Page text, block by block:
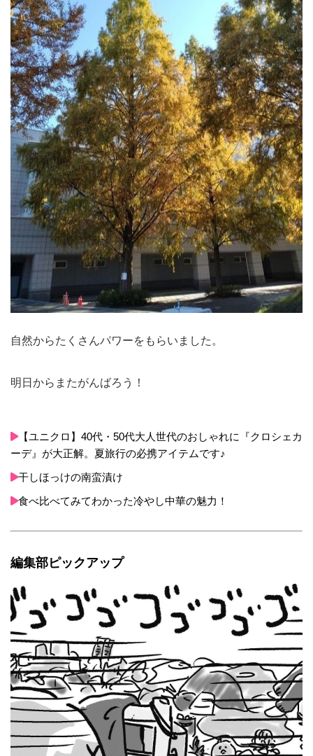
自然からたくさんパワーをもらいました。
明日からまたがんばろう！
【ユニクロ】40代・50代大人世代のおしゃれに『クロシェカ
ーデ』が大正解。夏旅行の必携アイテムです♪
干しほっけの南蛮漬け
食べ比べてみてわかった冷やし中華の魅力！
編集部ピックアップ